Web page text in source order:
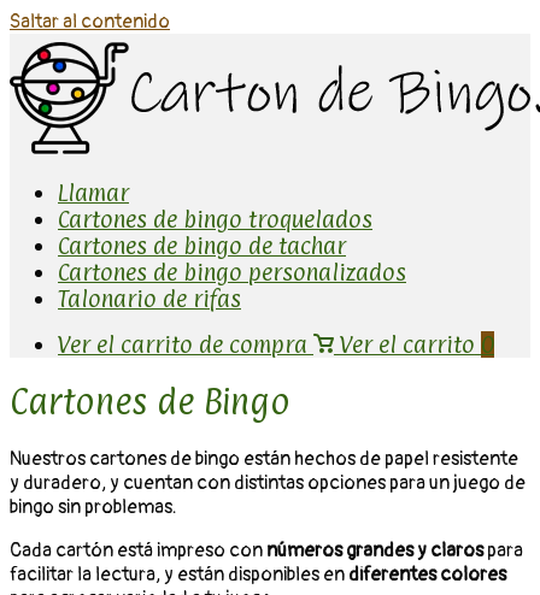
Saltar al contenido
Llamar
Cartones de bingo troquelados
Cartones de bingo de tachar
Cartones de bingo personalizados
Talonario de rifas
Ver el carrito de compra
Ver el carrito 0
Cartones de Bingo
Nuestros cartones de bingo están hechos de papel resistente
y duradero, y cuentan con distintas opciones para un juego de
bingo sin problemas.
Cada cartón está impreso con números grandes y clarospara
facilitar la lectura, y están disponibles en diferentes colores